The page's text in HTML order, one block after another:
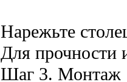
Нарежьте
Для прочности
Шаг 3. Монтаж